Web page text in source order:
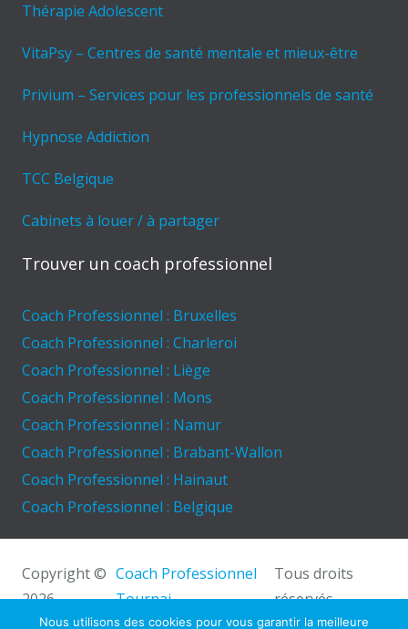
Thérapie Adolescent
VitaPsy – Centres de santé mentale et mieux-être
Privium – Services pour les professionnels de santé
Hypnose Addiction
TCC Belgique
Cabinets à louer / à partager
Trouver un coach professionnel
Coach Professionnel : Bruxelles
Coach Professionnel : Charleroi
Coach Professionnel : Liège
Coach Professionnel : Mons
Coach Professionnel : Namur
Coach Professionnel : Brabant-Wallon
Coach Professionnel : Hainaut
Coach Professionnel : Belgique
Copyright ©
2026
Coach Professionnel
Tournai.
Tous droits
réservés.
Powered byPrivium – Des services qui soutiennent
Nous utilisons des cookies pour vous garantir la meilleure